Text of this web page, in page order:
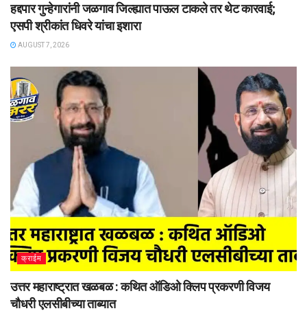
हद्दपार गुन्हेगारांनी जळगाव जिल्ह्यात पाऊल टाकले तर थेट कारवाई;
एसपी श्रीकांत धिवरे यांचा इशारा
AUGUST 7, 2026
क्राईम
उत्तर महाराष्ट्रात खळबळ : कथित ऑडिओ क्लिप प्रकरणी विजय
चौधरी एलसीबीच्या ताब्यात